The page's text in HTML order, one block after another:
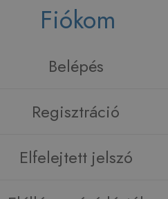
Fiókom
Belépés
Regisztráció
Elfelejtett jelszó